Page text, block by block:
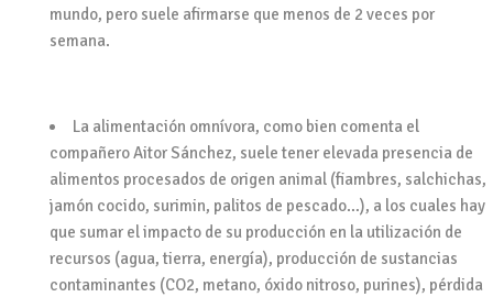
mundo, pero suele afirmarse que menos de 2 veces por
semana.
La alimentación omnívora, como bien comenta el
compañero Aitor Sánchez, suele tener elevada presencia de
alimentos procesados de origen animal(fiambres, salchichas,
jamón cocido, surimin, palitos de pescado…), a los cuales hay
que sumar el impacto de su producción en la utilización de
recursos (agua, tierra, energía), producción de sustancias
contaminantes (CO2, metano, óxido nitroso, purines), pérdida